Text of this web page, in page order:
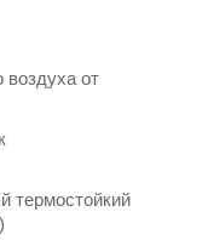
воздуха от
термостойкий